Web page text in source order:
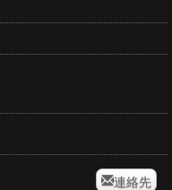
連絡先